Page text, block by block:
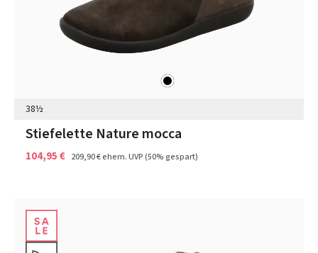
schwarz
38½
Stiefelette Nature mocca
104,95 € 209,90 €ehem. UVP(50% gespart)